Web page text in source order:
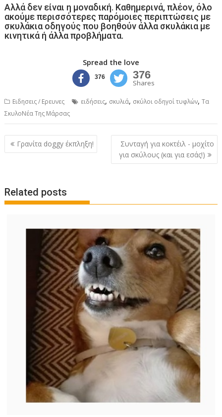
Αλλά δεν είναι η μοναδική. Καθημερινά, πλέον, όλο
ακούμε περισσότερες παρόμοιες περιπτώσεις με
σκυλάκια οδηγούς που βοηθούν άλλα σκυλάκια με
κινητικά ή άλλα προβλήματα.
Spread the love
376 376
Shares
Ειδησεις / Ερευνες ειδήσεις, σκυλιά, σκύλοι οδηγοί τυφλών,Τα
ΣκυλοΝέα Της Μάρσας
Post
navigation
Γρανίτα doggy έκπληξη!
Συνταγή για κοκτέιλ - μοχίτο
για σκύλους (και για εσάς!)
Related posts